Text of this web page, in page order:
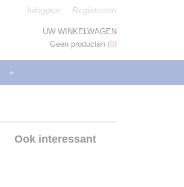
Inloggen Registreren
UW WINKELWAGEN
Geen producten (0)
+
Ook interessant